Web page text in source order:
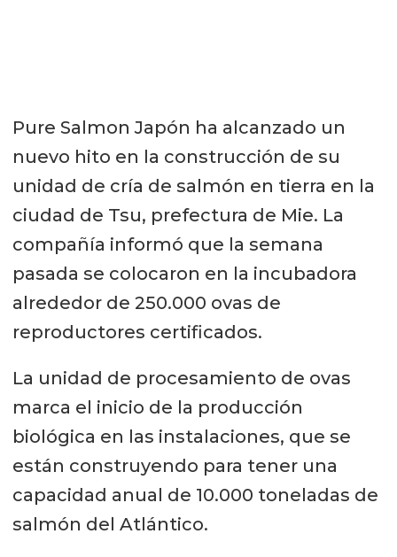
Pure Salmon Japón ha alcanzado un
nuevo hito en la construcción de su
unidad de cría de salmón en tierra en la
ciudad de Tsu, prefectura de Mie. La
compañía informó que la semana
pasada se colocaron en la incubadora
alrededor de 250.000 ovas de
reproductores certificados.
La unidad de procesamiento de ovas
marca el inicio de la producción
biológica en las instalaciones, que se
están construyendo para tener una
capacidad anual de 10.000 toneladas de
salmón del Atlántico.